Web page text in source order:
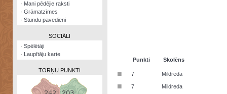
Arhīvs· Mani pēdējie raksti
· Grāmatzīmes
· Stundu pavedieni
SOCIĀLI
· Spēlētāji
· Laupītāju karte
TORŅU PUNKTI
Punkti Skolēns
■ 7 Mildreda
■ 7 Mildreda